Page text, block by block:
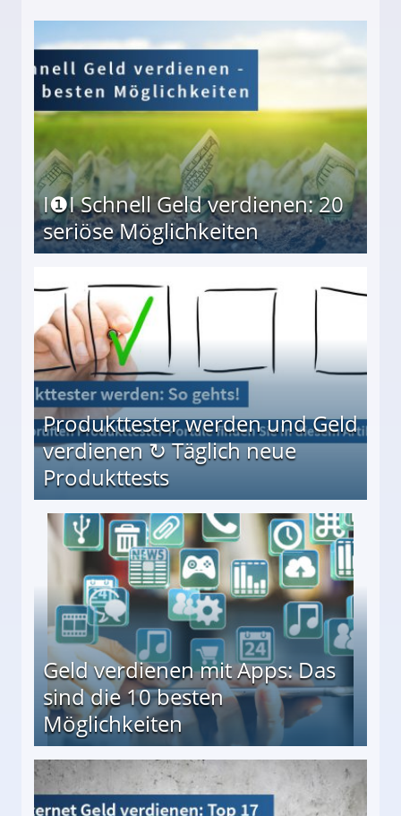
I❶I Schnell Geld verdienen: 20
seriöse Möglichkeiten
Produkttester werden und Geld
verdienen ↻ Täglich neue
Produkttests
↻ Täglich neue Produkttests
Geld verdienen mit Apps: Das
sind die 10 besten
Möglichkeiten
besten Möglichkeiten